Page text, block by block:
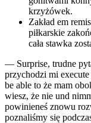
krzyżówek.
Zakład em
piłkarskie
cała stawka
— Surprise, trudne
przychodzi mi
be able to że mam
wiesz, że nie und
powinieneś znowu
poznaliśmy się